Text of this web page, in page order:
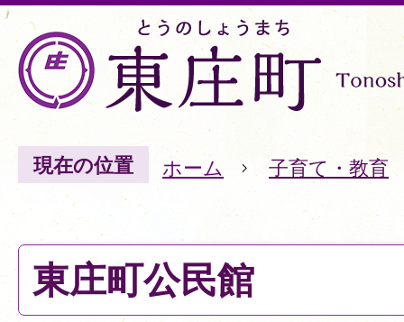
現在の位置 ホーム 子育て・教育
東庄町公民館